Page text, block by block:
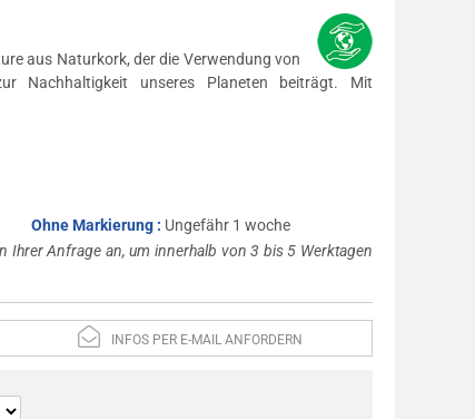
aus Naturkork, der die Verwendung von
Nachhaltigkeit unseres Planeten beiträgt. Mit
Ohne Markierung : Ungefähr 1 woche
Ihrer Anfrage an, um innerhalb von 3 bis 5 Werktagen
INFOS PER E-MAIL ANFORDERN